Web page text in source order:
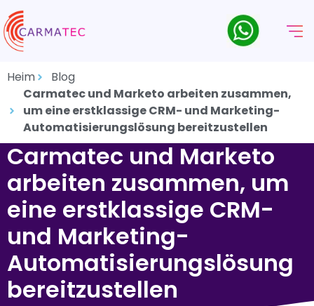
Heim
Blog
Carmatec und Marketo arbeiten zusammen,
um eine erstklassige CRM- und Marketing-
Automatisierungslösung bereitzustellen
Carmatec und Marketo
arbeiten zusammen, um
eine erstklassige CRM-
und Marketing-
Automatisierungslösung
bereitzustellen